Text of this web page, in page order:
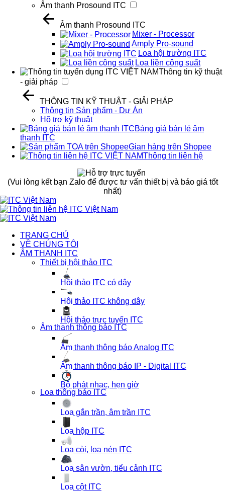
Âm thanh Prosound ITC
Âm thanh Prosound ITC
Mixer - Processor
Amply Pro-sound
Loa hội trường ITC
Loa liền công suất
Thông tin kỹ thuật
- giải pháp
THÔNG TIN KỸ THUẬT - GIẢI PHÁP
Thông tin Sản phẩm - Dự Án
Hõ trợ kỹ thuật
Bảng giá bán lẻ âm
thanh ITC
Gian hàng trên Shopee
Thông tin liên hệ
(Vui lòng kết bạn Zalo để được tư vấn thiết bị và báo giá tốt
nhất)
TRANG CHỦ
VỀ CHÚNG TÔI
ÂM THANH ITC
Thiết bị hội thảo ITC
Hội thảo ITC có dây
Hội thảo ITC không dây
Hội thảo trực tuyến ITC
Âm thanh thông báo ITC
Âm thanh thông báo Analog ITC
Âm thanh thông báo IP - Digital ITC
Bộ phát nhạc, hẹn giờ
Loa thông báo ITC
Loa gắn trần, âm trần ITC
Loa hộp ITC
Loa còi, loa nén ITC
Loa sân vườn, tiểu cảnh ITC
Loa cột ITC